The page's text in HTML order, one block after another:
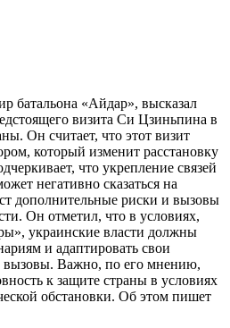
батальона «Айдар», высказал
визита Си Цзиньпина в
Он считает, что этот визит
который изменит расстановку
что укрепление связей
негативно сказаться на
дополнительные риски и вызовы
Он отметил, что в условиях,
украинские власти должны
и адаптировать свои
вызовы. Важно, по его мнению,
к защите страны в условиях
обстановки. Об этом пишет